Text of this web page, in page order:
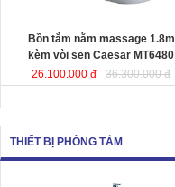
Bồn tắm nằm massage 1.8m
kèm vòi sen Caesar MT6480
26.100.000 đ
36.300.000 đ
THIẾT BỊ PHÒNG TẮM